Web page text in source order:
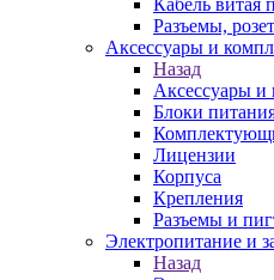
Кабель витая
Разъемы,
Аксессуары и
Назад
Аксессуары
Блоки
Лицензии
Корпуса
Крепления
Разъемы и
Электропитание и
Назад